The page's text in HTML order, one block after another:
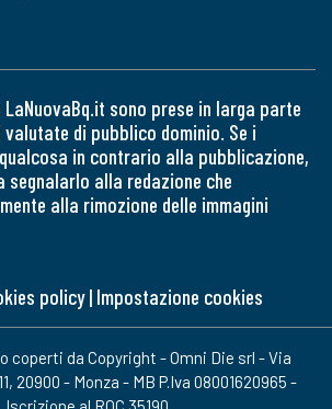
sono prese in larga parte
valutate di pubblico dominio. Se i
in contrario alla pubblicazione,
segnalarlo alla redazione che
alla rimozione delle immagini
policy| Impostazione cookies
coperti da Copyright - Omni Die srl - Via
20900 - Monza - MB P.Iva 08001620965 -